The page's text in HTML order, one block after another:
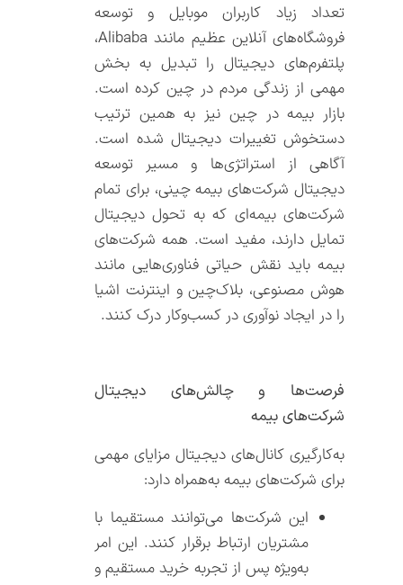
تعداد زیاد کاربران موبایل‌‌ و توسعه
فروشگاه‌‌های آنلاین عظیم مانند Alibaba،
پلتفرم‌‌های دیجیتال را تبدیل به بخش
مهمی از زندگی مردم در چین کرده است.
بازار بیمه در چین نیز به همین ترتیب
دستخوش تغییرات دیجیتال شده است.
آگاهی از استراتژی‌‌ها و مسیر توسعه
دیجیتال شرکت‌‌های بیمه چینی، برای تمام
شرکت‌‌های بیمه‌ای که به تحول دیجیتال
تمایل دارند، مفید است. همه شرکت‌‌های
بیمه باید نقش حیاتی فناوری‌‌هایی مانند
هوش مصنوعی، بلاک‌‌چین و اینترنت اشیا
را در ایجاد نوآوری در کسب‌‌و‌‌کار درک کنند.
فرصت‌‌ها و چالش‌‌های دیجیتال
شرکت‌‌های بیمه
به‌‌کارگیری کانال‌‌های دیجیتال مزایای مهمی
برای شرکت‌‌های بیمه به‌‌همراه دارد:
این شرکت‌‌ها می‌‌توانند مستقیما با
مشتریان ارتباط برقرار کنند. این امر
به‌‌ویژه پس از تجربه خرید مستقیم و